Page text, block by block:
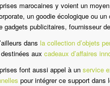
marocaines y voient un
un goodie écologique ou
gadgets publicitaires, fournisseur
dans la collection d’objets
aux cadeaux d’affaires
font aussi appel à unservice
pour intégrer ce support dans